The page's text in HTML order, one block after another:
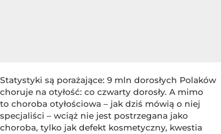
Statystyki są porażające: 9 mln dorosłych Polaków
choruje na otyłość: co czwarty dorosły. A mimo
to choroba otyłościowa – jak dziś mówią o niej
specjaliści – wciąż nie jest postrzegana jako
choroba, tylko jak defekt kosmetyczny, kwestia